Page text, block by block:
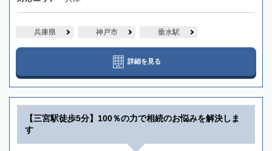
兵庫県 神戸市 垂水駅
詳細を見る
【三宮駅徒歩5分】100％の力で相続のお悩みを解決しま
す